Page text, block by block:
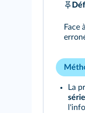
Face
La